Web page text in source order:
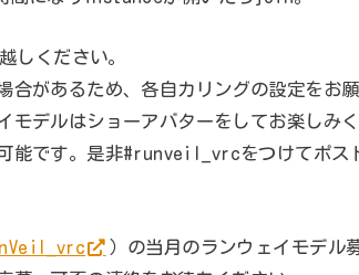
しください。
合があるため、各自カリングの設定をお願
モデルはショーアバターをしてお楽しみく
能です。是非#runveil_vrcをつけてポス
）の当月のランウェイモデル